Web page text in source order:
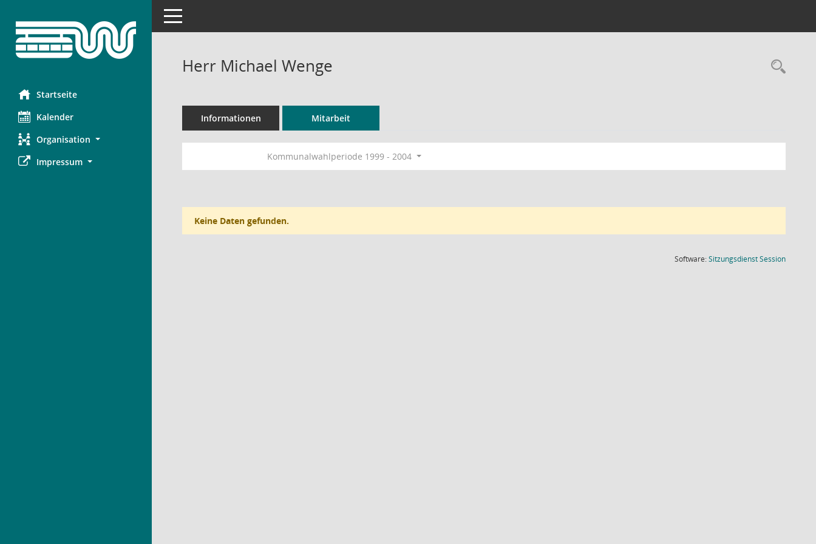
Startseite
Kalender
Organisation
Impressum
Toggle navigation
Herr Michael Wenge
Informationen Mitarbeit
Kommunalwahlperiode 1999 - 2004
Keine Daten gefunden.
Software:SitzungsdienstSession(Wird in